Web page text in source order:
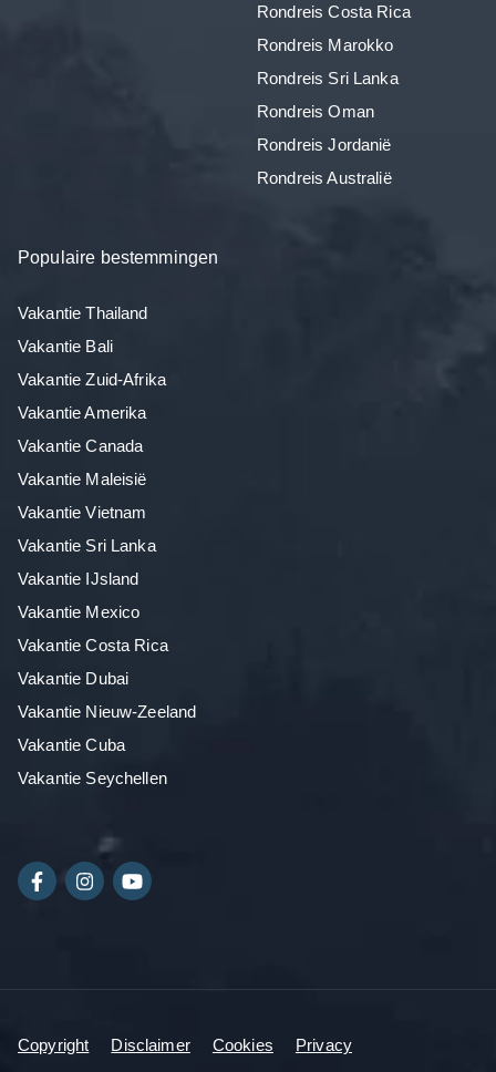
Rondreis Costa Rica
Rondreis Marokko
Rondreis Sri Lanka
Rondreis Oman
Rondreis Jordanië
Rondreis Australië
Populaire bestemmingen
Vakantie Thailand
Vakantie Bali
Vakantie Zuid-Afrika
Vakantie Amerika
Vakantie Canada
Vakantie Maleisië
Vakantie Vietnam
Vakantie Sri Lanka
Vakantie IJsland
Vakantie Mexico
Vakantie Costa Rica
Vakantie Dubai
Vakantie Nieuw-Zeeland
Vakantie Cuba
Vakantie Seychellen
Copyright Disclaimer Cookies Privacy